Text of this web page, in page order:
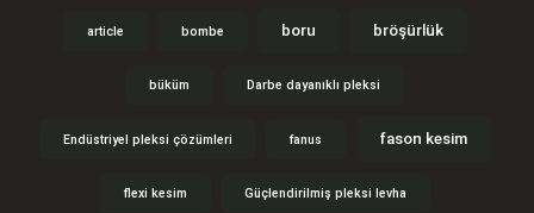
article bombe boru bröşürlük
büküm Darbe dayanıklı pleksi
Endüstriyel pleksi çözümleri fanus fason kesim
flexi kesim Güçlendirilmiş pleksi levha